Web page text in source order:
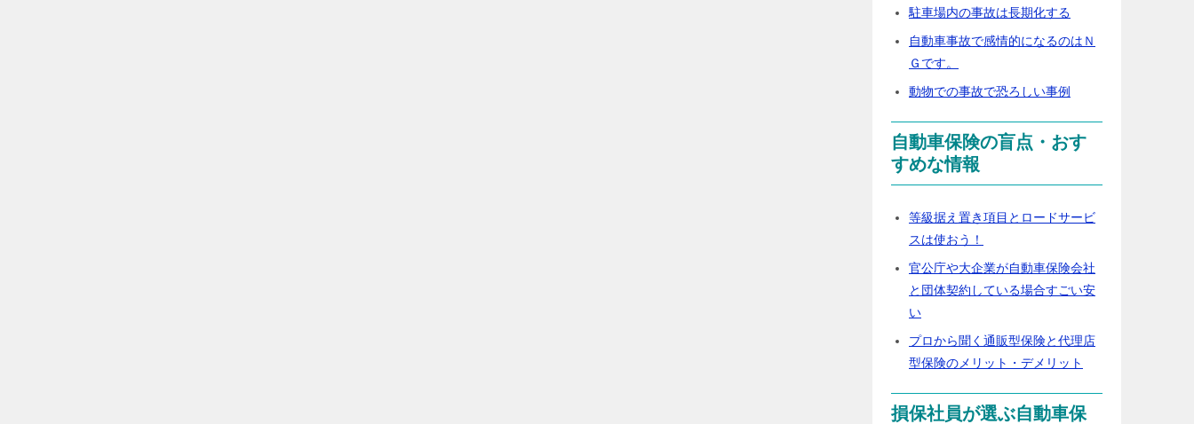
駐車場内の事故は長期化する
自動車事故で感情的になるのはＮ
Ｇです。
動物での事故で恐ろしい事例
自動車保険の盲点・おす
すめな情報
等級据え置き項目とロードサービ
スは使おう！
官公庁や大企業が自動車保険会社
と団体契約している場合すごい安
い
プロから聞く通販型保険と代理店
型保険のメリット・デメリット
損保社員が選ぶ自動車保